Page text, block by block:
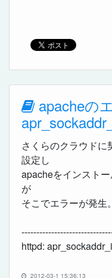
apacheの
さくらのクラウドに
設定し
apacheをインスト
が
そこでエラーが発生。
httpd:
2012-03-1 15:36:13